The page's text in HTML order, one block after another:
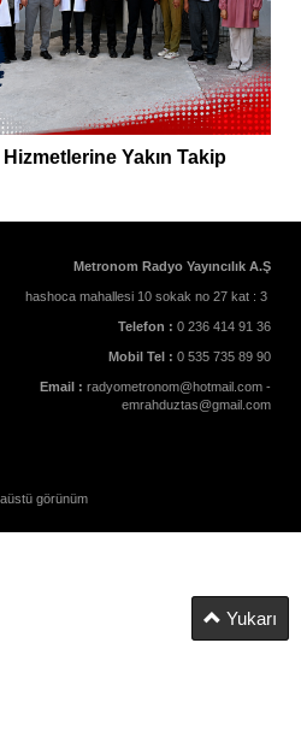
Yakın Takip
Metronom Radyo Yayıncılık A.Ş
hashoca mahallesi 10 sokak no 27 kat : 3
Telefon : 0 236 414 91 36
Mobil Tel : 0 535 735 89 90
Email : radyometronom@hotmail.com -
emrahduztas@gmail.com
görünüm
Yukarı